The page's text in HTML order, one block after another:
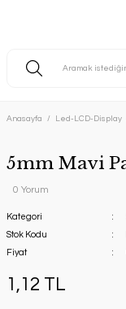
Anasayfa Led-LCD-Display
5mm Mavi
0 Yorum
Kategori
Stok Kodu
Fiyat
1,12 TL